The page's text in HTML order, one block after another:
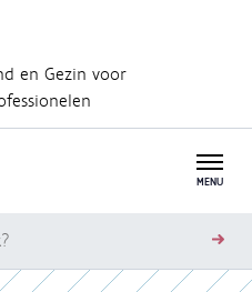
en Gezin voor
MENU